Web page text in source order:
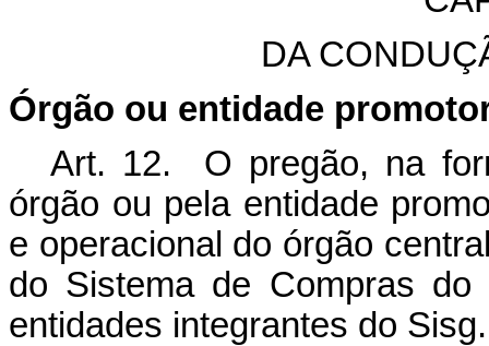
DA
Órgão ou entidade
Art. 12. O pregão, na
órgão ou pela entidade
e operacional do órgão
do Sistema de Compras
entidades integrantes do Sisg.